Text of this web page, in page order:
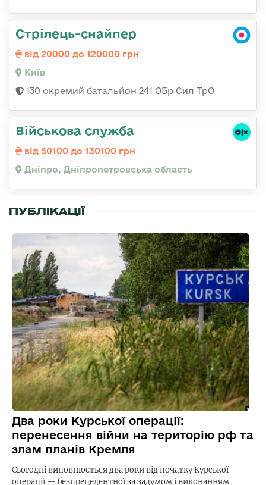
Стрілець-снайпер
від 20000 до 120000 грн
Київ
130 окремий батальйон 241 ОБр Сил ТрО
Військова служба
від 50100 до 130100 грн
Дніпро, Дніпропетровська область
ПУБЛІКАЦІЇ
Два роки Курської операції:
перенесення війни на територію рф та
злам планів Кремля
Сьогодні виповнюється два роки від початку Курської
операції — безпрецедентної за задумом і виконанням